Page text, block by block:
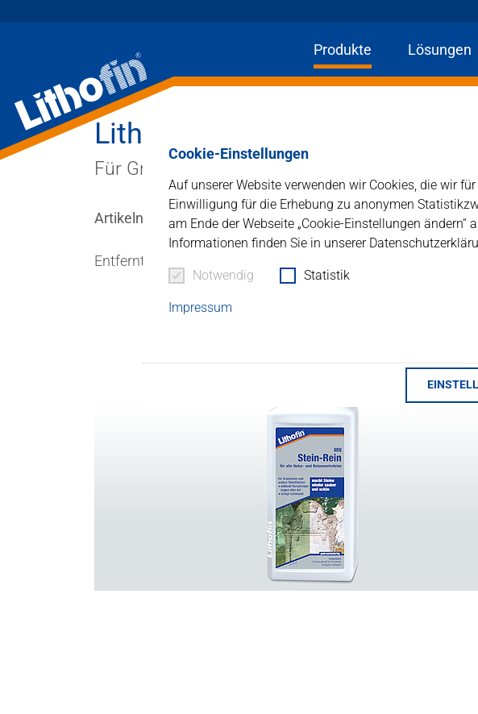
Cookie-Einstellungen
Auf unserer Website verwenden wir Cookies, die wir
Einwilligung für die Erhebung zu anonymen
am Ende der Webseite „Cookie-Einstellungen
Informationen finden Sie in unserer
Notwendig Statistik
Impressum
Produkte Lösungen
Produkte
Unternehmen
Lithofin MN Stein-Rein
Für Grabsteine und andere Steinflächen im
Artikelnummer : 164
Entfernt selbsttätig Grünbeläge und Allgemeinschmutz von